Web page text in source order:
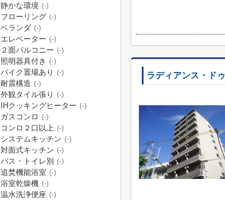
ラディアンス・ドゥ
静かな環境 (-)
フローリング (-)
ベランダ (-)
エレベーター (-)
２面バルコニー (-)
照明器具付き (-)
バイク置場あり (-)
耐震構造 (-)
外観タイル張り (-)
IHクッキングヒーター (-)
ガスコンロ (-)
コンロ２口以上 (-)
システムキッチン (-)
対面式キッチン (-)
バス・トイレ別 (-)
追焚機能浴室 (-)
浴室乾燥機 (-)
温水洗浄便座 (-)